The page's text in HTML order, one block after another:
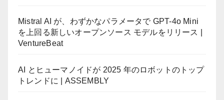
Mistral AI が、わずかなパラメータで GPT-4o Mini
を上回る新しいオープンソース モデルをリリース |
VentureBeat
AI とヒューマノイドが 2025 年のロボットのトップ
トレンドに | ASSEMBLY